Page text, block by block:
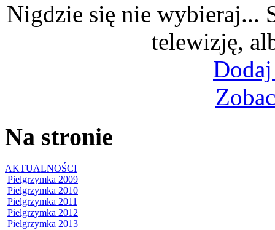
Nigdzie się nie wybieraj...
telewizję,
Na stronie
AKTUALNOŚCI
Pielgrzymka 2009
Pielgrzymka 2010
Pielgrzymka 2011
Pielgrzymka 2012
Pielgrzymka 2013